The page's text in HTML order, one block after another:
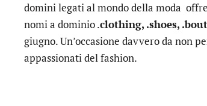
domini legati al mondo della moda
nomi a dominio .clothing, .shoes,
giugno. Un’occasione davvero da non
appassionati del fashion.